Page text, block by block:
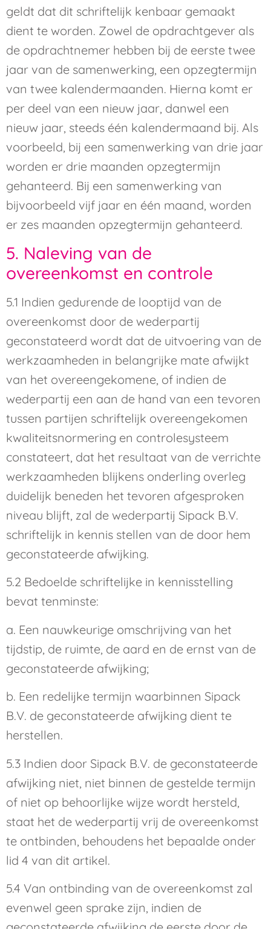
geldt dat dit schriftelijk kenbaar gemaakt
dient te worden. Zowel de opdrachtgever als
de opdrachtnemer hebben bij de eerste twee
jaar van de samenwerking, een opzegtermijn
van twee kalendermaanden. Hierna komt er
per deel van een nieuw jaar, danwel een
nieuw jaar, steeds één kalendermaand bij. Als
voorbeeld, bij een samenwerking van drie jaar
worden er drie maanden opzegtermijn
gehanteerd. Bij een samenwerking van
bijvoorbeeld vijf jaar en één maand, worden
er zes maanden opzegtermijn gehanteerd.
5. Naleving van de
overeenkomst en controle
5.1 Indien gedurende de looptijd van de
overeenkomst door de wederpartij
geconstateerd wordt dat de uitvoering van de
werkzaamheden in belangrijke mate afwijkt
van het overeengekomene, of indien de
wederpartij een aan de hand van een tevoren
tussen partijen schriftelijk overeengekomen
kwaliteitsnormering en controlesysteem
constateert, dat het resultaat van de verrichte
werkzaamheden blijkens onderling overleg
duidelijk beneden het tevoren afgesproken
niveau blijft, zal de wederpartij Sipack B.V.
schriftelijk in kennis stellen van de door hem
geconstateerde afwijking.
5.2 Bedoelde schriftelijke in kennisstelling
bevat tenminste:
a. Een nauwkeurige omschrijving van het
tijdstip, de ruimte, de aard en de ernst van de
geconstateerde afwijking;
b. Een redelijke termijn waarbinnen Sipack
B.V. de geconstateerde afwijking dient te
herstellen.
5.3 Indien door Sipack B.V. de geconstateerde
afwijking niet, niet binnen de gestelde termijn
of niet op behoorlijke wijze wordt hersteld,
staat het de wederpartij vrij de overeenkomst
te ontbinden, behoudens het bepaalde onder
lid 4 van dit artikel.
5.4 Van ontbinding van de overeenkomst zal
evenwel geen sprake zijn, indien de